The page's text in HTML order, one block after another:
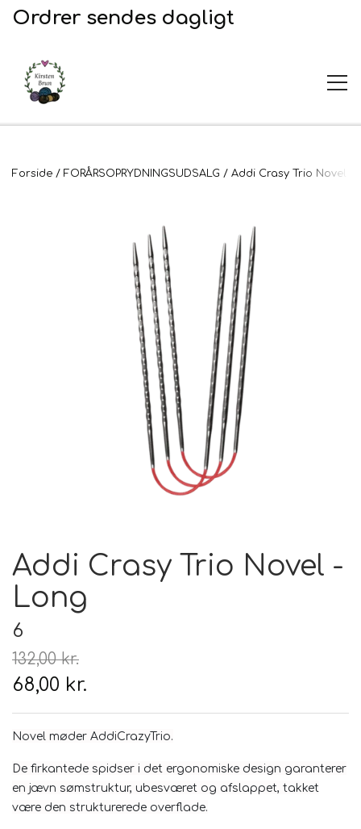
Ordrer sendes dagligt
UDSALG
Garn og opskrifter
Opskrifter
Broderi
2. Sortering
Stof til broderi
Plejeprodukter
Hårpleje
Hudpleje
Til uld
Tilbehør
Hanke - restparti
Tyngdefyld af genbrugsplast
Strikketid
Gavekort
Forside FORÅRSOPRYDNINGSUDSALG Addi Crasy Trio Novel -
Addi Crasy Trio Novel -
Long
6
132,00 kr.
68,00 kr.
Novel møder AddiCrazyTrio.
De firkantede spidser i det ergonomiske design garanterer
en jævn sømstruktur, ubesværet og afslappet, takket
være den strukturerede overflade.